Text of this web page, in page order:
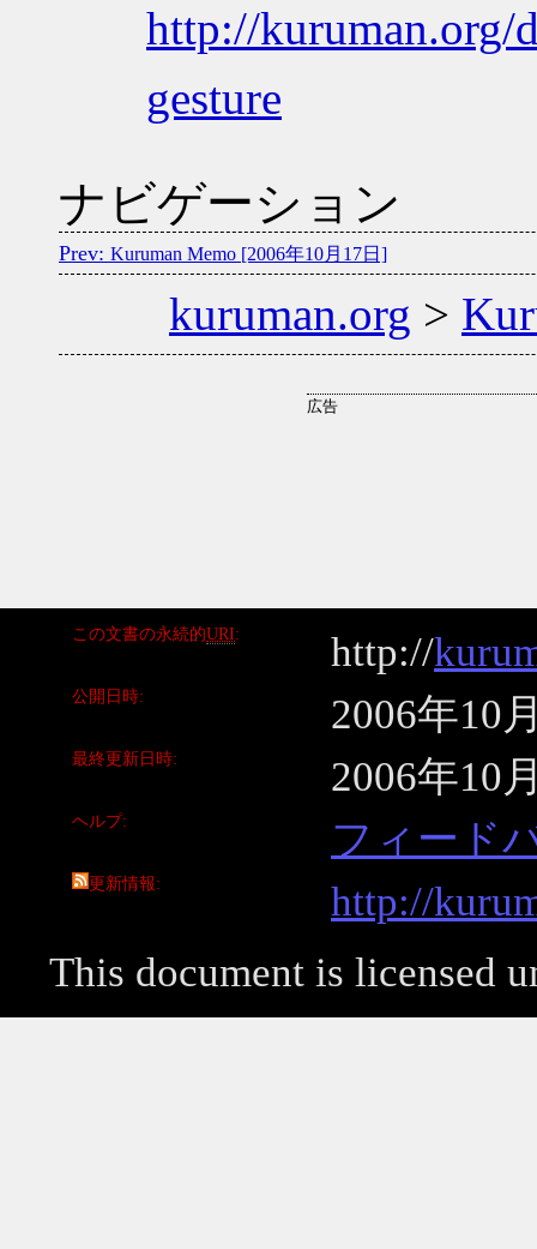
http://kuruman.org/
gesture
ナビゲーション
Kuruman Memo [2006年10月17日]
kuruman.org >
この文書の永続的URI http://
公開日時 2006年10
最終更新日時 2006年10
ヘルプ フィード
更新情報
http://
This document is licensed